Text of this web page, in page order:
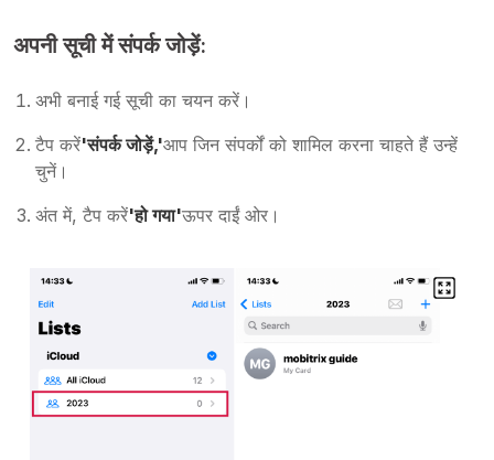
अपनी सूची में संपर्क जोड़ें:
अभी बनाई गई सूची का चयन करें।
टैप करें'संपर्क जोड़ें,'आप जिन संपर्कों को शामिल करना चाहते हैं उन्हें
चुनें।
अंत में, टैप करें'हो गया'ऊपर दाईं ओर।